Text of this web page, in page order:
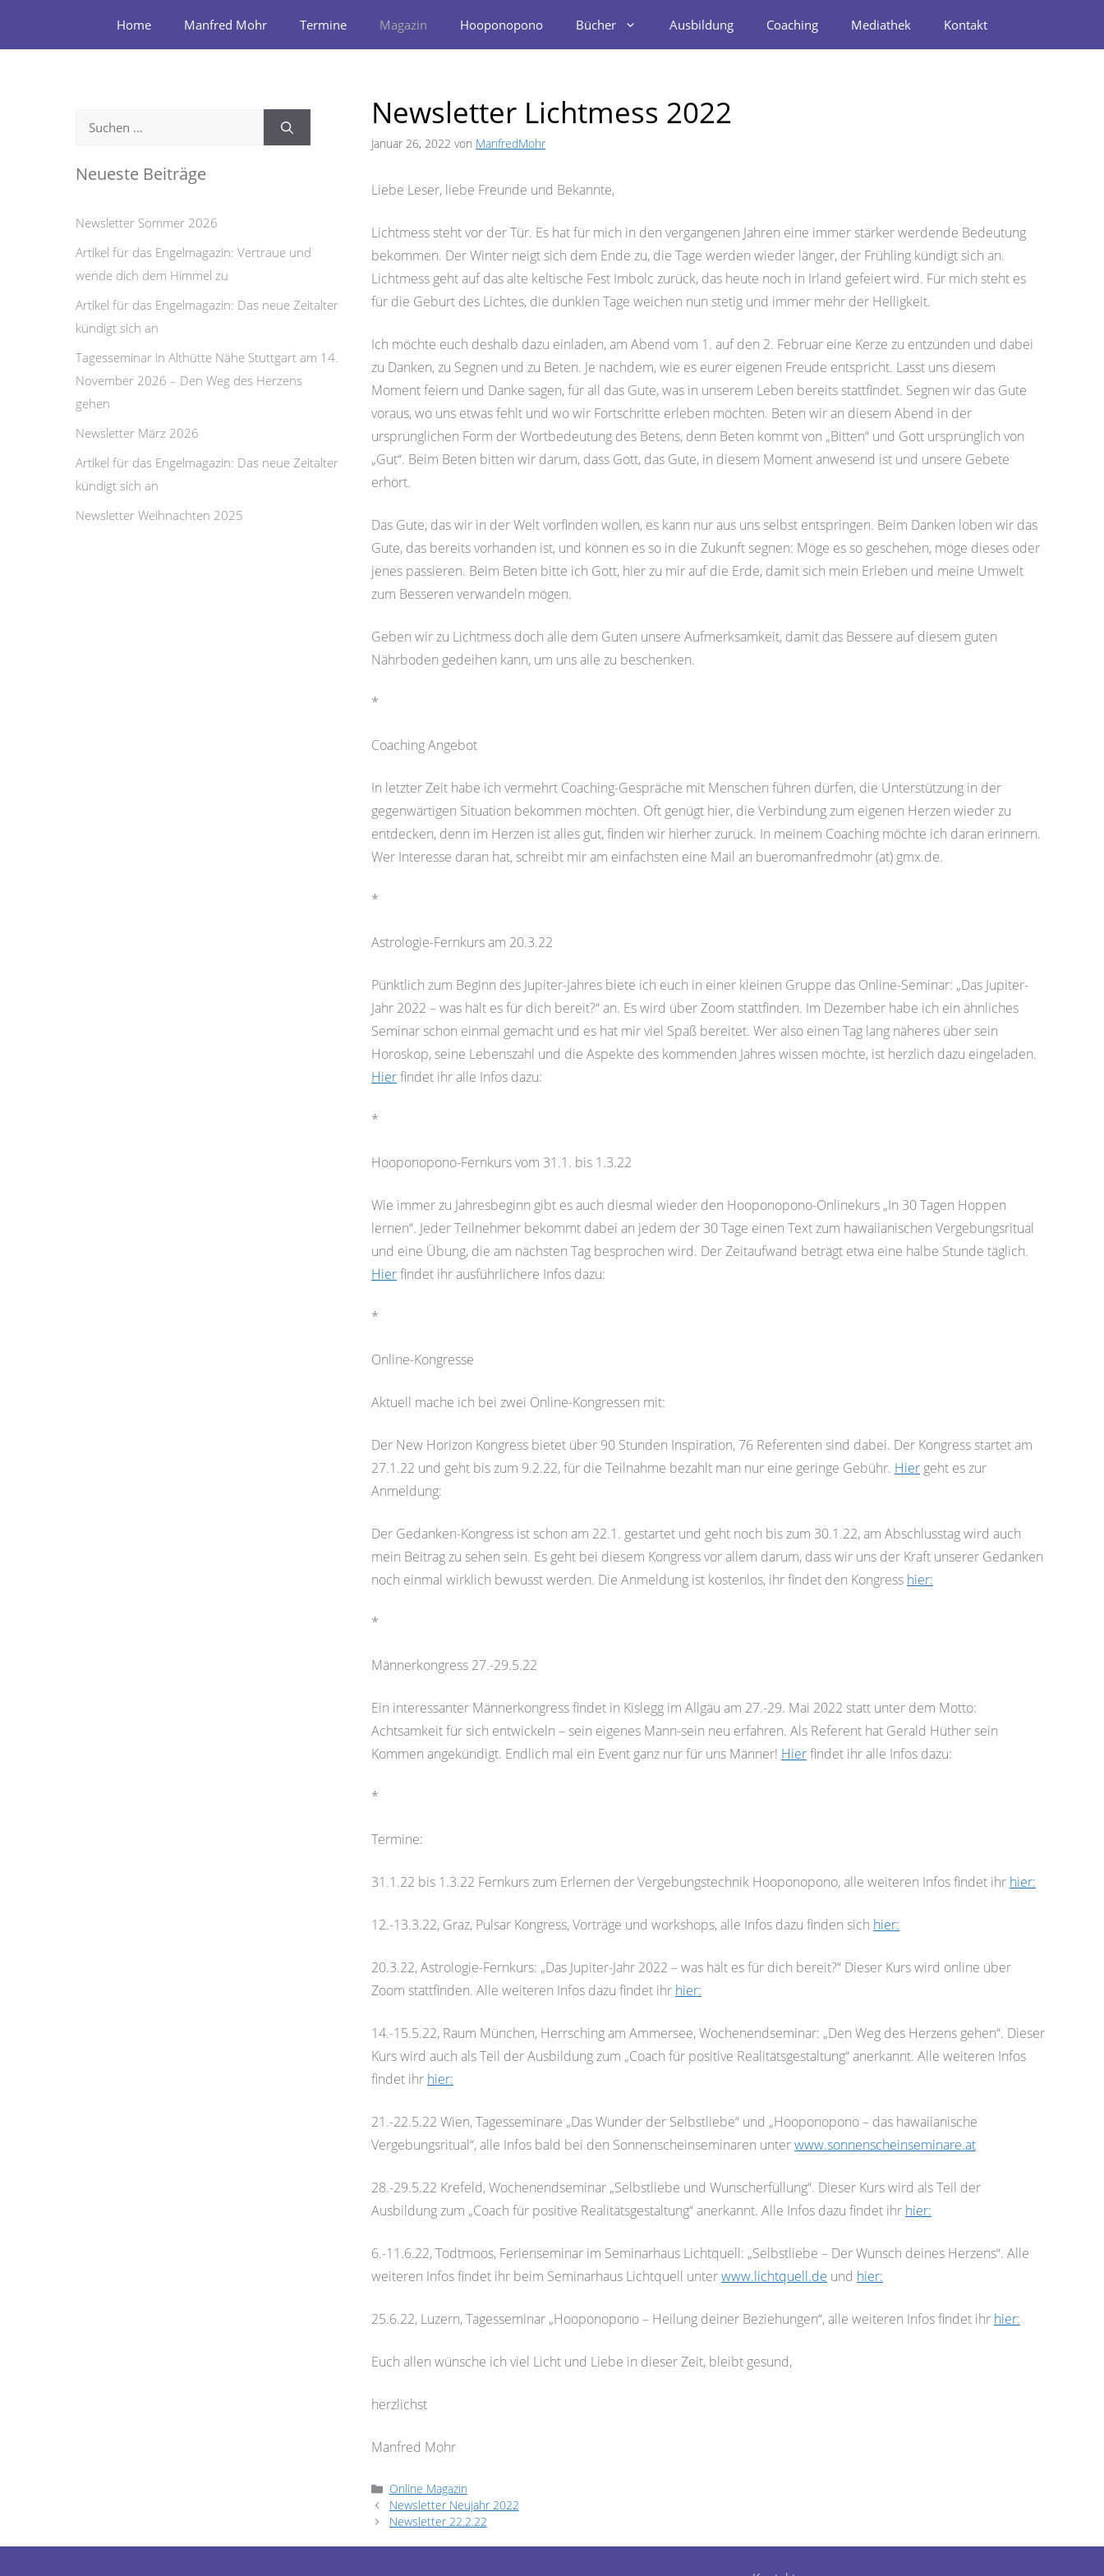
Home Manfred Mohr Termine Magazin Hooponopono Bücher Ausbildung Coaching Mediathek Kontakt
Newsletter Lichtmess 2022
Januar 26, 2022 von ManfredMohr
Liebe Leser, liebe Freunde und Bekannte,
Lichtmess steht vor der Tür. Es hat für mich in den vergangenen Jahren eine immer stärker werdende Bedeutung
bekommen. Der Winter neigt sich dem Ende zu, die Tage werden wieder länger, der Frühling kündigt sich an.
Lichtmess geht auf das alte keltische Fest Imbolc zurück, das heute noch in Irland gefeiert wird. Für mich steht es
für die Geburt des Lichtes, die dunklen Tage weichen nun stetig und immer mehr der Helligkeit.
Ich möchte euch deshalb dazu einladen, am Abend vom 1. auf den 2. Februar eine Kerze zu entzünden und dabei
zu Danken, zu Segnen und zu Beten. Je nachdem, wie es eurer eigenen Freude entspricht. Lasst uns diesem
Moment feiern und Danke sagen, für all das Gute, was in unserem Leben bereits stattfindet. Segnen wir das Gute
voraus, wo uns etwas fehlt und wo wir Fortschritte erleben möchten. Beten wir an diesem Abend in der
ursprünglichen Form der Wortbedeutung des Betens, denn Beten kommt von „Bitten“ und Gott ursprünglich von
„Gut“. Beim Beten bitten wir darum, dass Gott, das Gute, in diesem Moment anwesend ist und unsere Gebete
erhört.
Das Gute, das wir in der Welt vorfinden wollen, es kann nur aus uns selbst entspringen. Beim Danken loben wir das
Gute, das bereits vorhanden ist, und können es so in die Zukunft segnen: Möge es so geschehen, möge dieses oder
jenes passieren. Beim Beten bitte ich Gott, hier zu mir auf die Erde, damit sich mein Erleben und meine Umwelt
zum Besseren verwandeln mögen.
Geben wir zu Lichtmess doch alle dem Guten unsere Aufmerksamkeit, damit das Bessere auf diesem guten
Nährboden gedeihen kann, um uns alle zu beschenken.
*
Coaching Angebot
In letzter Zeit habe ich vermehrt Coaching-Gespräche mit Menschen führen dürfen, die Unterstützung in der
gegenwärtigen Situation bekommen möchten. Oft genügt hier, die Verbindung zum eigenen Herzen wieder zu
entdecken, denn im Herzen ist alles gut, finden wir hierher zurück. In meinem Coaching möchte ich daran erinnern.
Wer Interesse daran hat, schreibt mir am einfachsten eine Mail an bueromanfredmohr (at) gmx.de.
*
Astrologie-Fernkurs am 20.3.22
Pünktlich zum Beginn des Jupiter-Jahres biete ich euch in einer kleinen Gruppe das Online-Seminar: „Das Jupiter-
Jahr 2022 – was hält es für dich bereit?“ an. Es wird über Zoom stattfinden. Im Dezember habe ich ein ähnliches
Seminar schon einmal gemacht und es hat mir viel Spaß bereitet. Wer also einen Tag lang näheres über sein
Horoskop, seine Lebenszahl und die Aspekte des kommenden Jahres wissen möchte, ist herzlich dazu eingeladen.
Hierfindet ihr alle Infos dazu:
*
Hooponopono-Fernkurs vom 31.1. bis 1.3.22
Wie immer zu Jahresbeginn gibt es auch diesmal wieder den Hooponopono-Onlinekurs „In 30 Tagen Hoppen
lernen“. Jeder Teilnehmer bekommt dabei an jedem der 30 Tage einen Text zum hawaiianischen Vergebungsritual
und eine Übung, die am nächsten Tag besprochen wird. Der Zeitaufwand beträgt etwa eine halbe Stunde täglich.
Hierfindet ihr ausführlichere Infos dazu:
*
Online-Kongresse
Aktuell mache ich bei zwei Online-Kongressen mit:
Der New Horizon Kongress bietet über 90 Stunden Inspiration, 76 Referenten sind dabei. Der Kongress startet am
27.1.22 und geht bis zum 9.2.22, für die Teilnahme bezahlt man nur eine geringe Gebühr. Hier geht es zur
Anmeldung:
Der Gedanken-Kongress ist schon am 22.1. gestartet und geht noch bis zum 30.1.22, am Abschlusstag wird auch
mein Beitrag zu sehen sein. Es geht bei diesem Kongress vor allem darum, dass wir uns der Kraft unserer Gedanken
noch einmal wirklich bewusst werden. Die Anmeldung ist kostenlos, ihr findet den Kongress hier:
*
Männerkongress 27.-29.5.22
Ein interessanter Männerkongress findet in Kislegg im Allgäu am 27.-29. Mai 2022 statt unter dem Motto:
Achtsamkeit für sich entwickeln – sein eigenes Mann-sein neu erfahren. Als Referent hat Gerald Hüther sein
Kommen angekündigt. Endlich mal ein Event ganz nur für uns Männer! Hierfindet ihr alle Infos dazu:
*
Termine:
31.1.22 bis 1.3.22 Fernkurs zum Erlernen der Vergebungstechnik Hooponopono, alle weiteren Infos findet ihr hier:
12.-13.3.22, Graz, Pulsar Kongress, Vorträge und workshops, alle Infos dazu finden sich hier:
20.3.22, Astrologie-Fernkurs: „Das Jupiter-Jahr 2022 – was hält es für dich bereit?“ Dieser Kurs wird online über
Zoom stattfinden. Alle weiteren Infos dazu findet ihr hier:
14.-15.5.22, Raum München, Herrsching am Ammersee, Wochenendseminar: „Den Weg des Herzens gehen“. Dieser
Kurs wird auch als Teil der Ausbildung zum „Coach für positive Realitätsgestaltung“ anerkannt. Alle weiteren Infos
findet ihr hier:
21.-22.5.22 Wien, Tagesseminare „Das Wunder der Selbstliebe“ und „Hooponopono – das hawaiianische
Vergebungsritual“, alle Infos bald bei den Sonnenscheinseminaren unterwww.sonnenscheinseminare.at
28.-29.5.22 Krefeld, Wochenendseminar „Selbstliebe und Wunscherfüllung“. Dieser Kurs wird als Teil der
Ausbildung zum „Coach für positive Realitätsgestaltung“ anerkannt. Alle Infos dazu findet ihr hier:
6.-11.6.22, Todtmoos, Ferienseminar im Seminarhaus Lichtquell: „Selbstliebe – Der Wunsch deines Herzens“. Alle
weiteren Infos findet ihr beim Seminarhaus Lichtquell unterwww.lichtquell.de und hier:
25.6.22, Luzern, Tagesseminar „Hooponopono – Heilung deiner Beziehungen“, alle weiteren Infos findet ihr hier:
Euch allen wünsche ich viel Licht und Liebe in dieser Zeit, bleibt gesund,
herzlichst
Manfred Mohr
Kategorien
Online Magazin
Newsletter Neujahr 2022
Newsletter 22.2.22
Suchen
Neueste Beiträge
Newsletter Sommer 2026
Artikel für das Engelmagazin: Vertraue und
wende dich dem Himmel zu
Artikel für das Engelmagazin: Das neue Zeitalter
kündigt sich an
Tagesseminar in Althütte Nähe Stuttgart am 14.
November 2026 – Den Weg des Herzens
gehen
Newsletter März 2026
Artikel für das Engelmagazin: Das neue Zeitalter
kündigt sich an
Newsletter Weihnachten 2025